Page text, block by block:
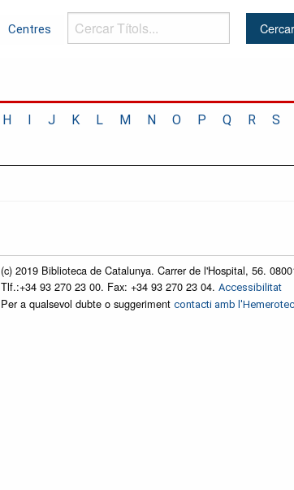
Centres
Cercar
Títols...
H I J K L M N O P Q R S
(c) 2019 Biblioteca de Catalunya. Carrer de l'Hospital, 56.
Tlf.:+34 93 270 23 00. Fax: +34 93 270 23 04. Accessibilitat
Per a qualsevol dubte o suggeriment contacti amb